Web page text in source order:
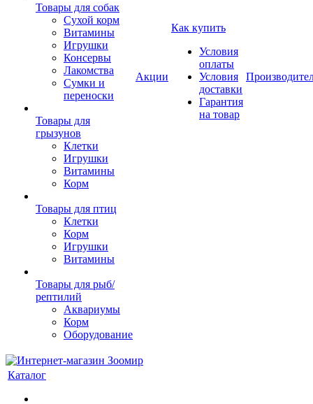
Товары для собак
Cухой корм
Витамины
Игрушки
Консервы
Лакомства
Сумки и
переноски
Товары для
грызунов
Клетки
Игрушки
Витамины
Корм
Товары для птиц
Клетки
Корм
Игрушки
Витамины
Товары для рыб/
рептилий
Аквариумы
Корм
Оборудование
Акции
Как купить
Условия
оплаты
Условия
доставки
Гарантия
на товар
Каталог